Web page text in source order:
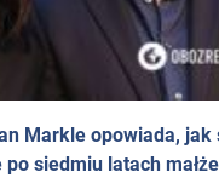
Markle opowiada, jak
po siedmiu latach